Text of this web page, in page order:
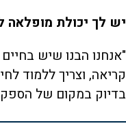
יש לך יכולת מופלאה
"אנחנו הבנו שיש
קריאה, וצריך ללמוד
בדיוק במקום של